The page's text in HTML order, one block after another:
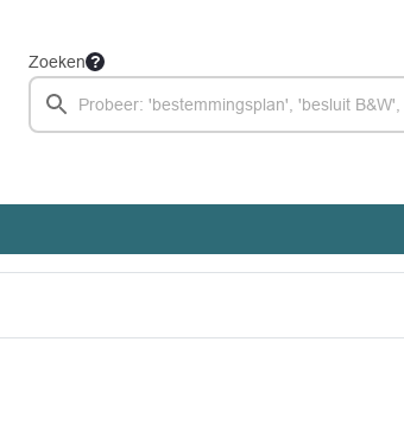
Zoeken